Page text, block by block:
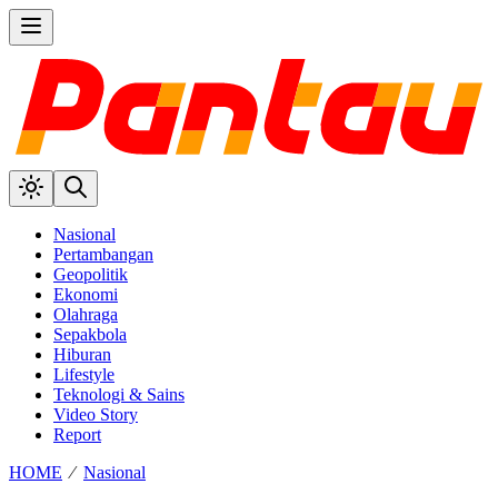
Nasional
Pertambangan
Geopolitik
Ekonomi
Olahraga
Sepakbola
Hiburan
Lifestyle
Teknologi & Sains
Video Story
Report
HOME ⁄ Nasional